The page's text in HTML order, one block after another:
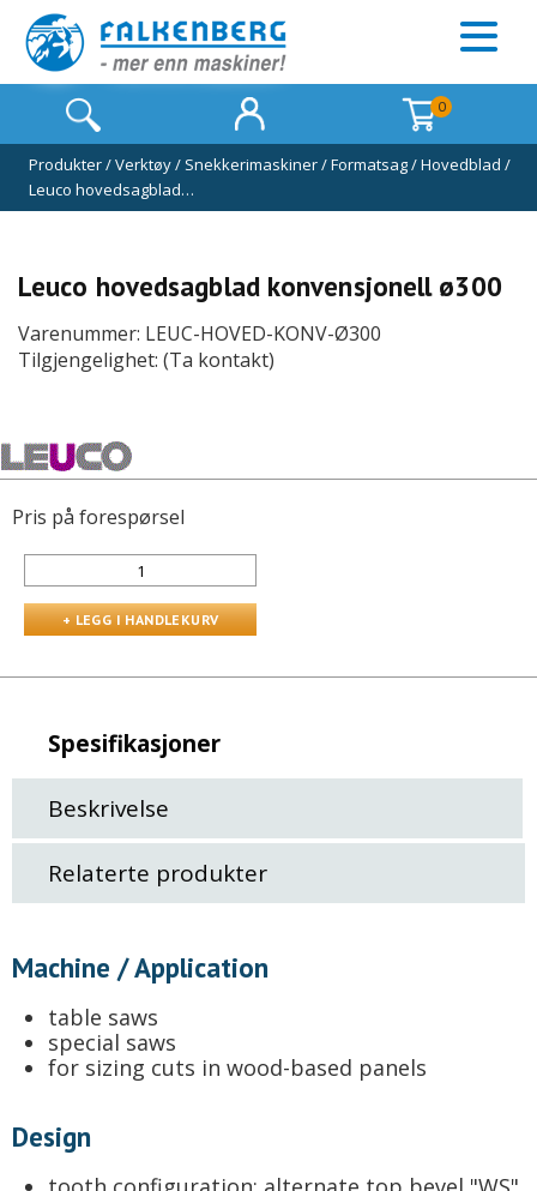
0
Produkter/Verktøy/ Snekkerimaskiner/Formatsag/Hovedblad /
Leuco hovedsagblad…
Leuco hovedsagblad konvensjonell ø300
Varenummer: LEUC-HOVED-KONV-Ø300
Tilgjengelighet: (Ta kontakt)
Pris på forespørsel
Spesifikasjoner
Beskrivelse
Relaterte produkter
Machine / Application
table saws
special saws
for sizing cuts in wood-based panels
Design